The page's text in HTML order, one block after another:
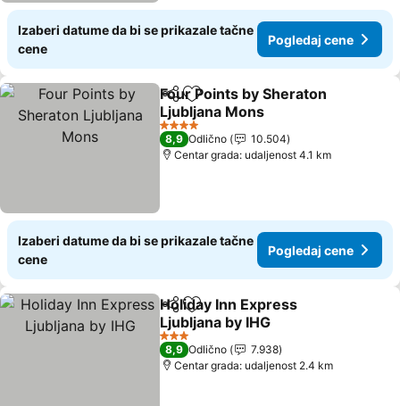
Izaberi datume da bi se prikazale tačne
cene
Pogledaj cene
Deli Dodati u favorite
Four Points by Sheraton
Ljubljana Mons
Pogledaj cene
4 Zvezdice
8,9 Odlično
10.504
Centar grada: udaljenost 4.1 km
Izaberi datume da bi se prikazale tačne
cene
Pogledaj cene
Deli Dodati u favorite
Holiday Inn Express
Ljubljana by IHG
Pogledaj cene
3 Zvezdice
8,9 Odlično
7.938
Centar grada: udaljenost 2.4 km